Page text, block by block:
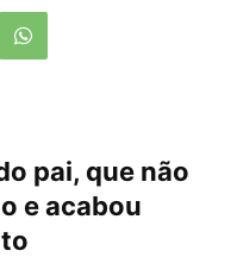
pai, que não
e acabou